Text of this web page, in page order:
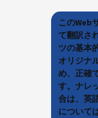
このWeb
て翻訳さ
ツの基本
オリジナ
め、正確
す。ナレ
合は、英
について